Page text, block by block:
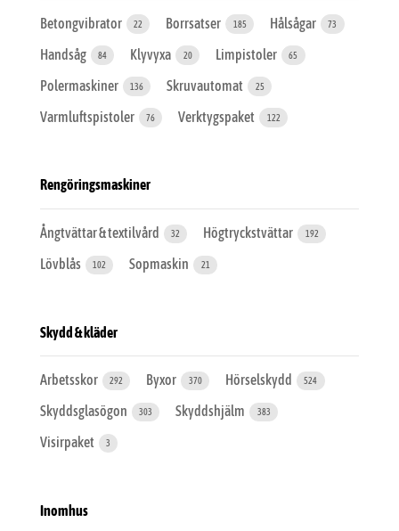
Betongvibrator 22 Borrsatser 185 Hålsågar 73
Handsåg 84 Klyvyxa 20 Limpistoler 65
Polermaskiner 136 Skruvautomat 25
Varmluftspistoler 76 Verktygspaket 122
Rengöringsmaskiner
Ångtvättar & textilvård 32 Högtryckstvättar 192
Lövblås 102 Sopmaskin 21
Skydd & kläder
Arbetsskor 292 Byxor 370 Hörselskydd 524
Skyddsglasögon 303 Skyddshjälm 383
Visirpaket 3
Inomhus